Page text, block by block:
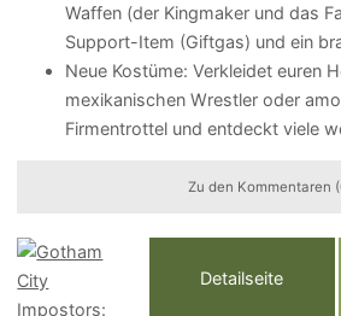
Waffen (der Kingmaker und das
Support-Item (Giftgas) und ein
Neue Kostüme: Verkleidet euren
mexikanischen Wrestler oder
Firmentrottel und entdeckt viele
Zu den Kommentaren
Detailseite